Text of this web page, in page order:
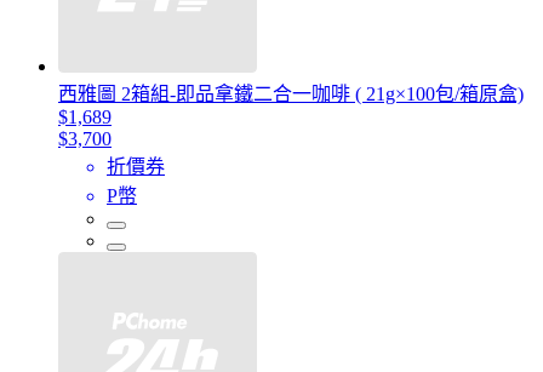
西雅圖 2箱組-即品拿鐵二合一咖啡 ( 21g×100包/箱原盒)
$1,689
$3,700
折價券
P幣